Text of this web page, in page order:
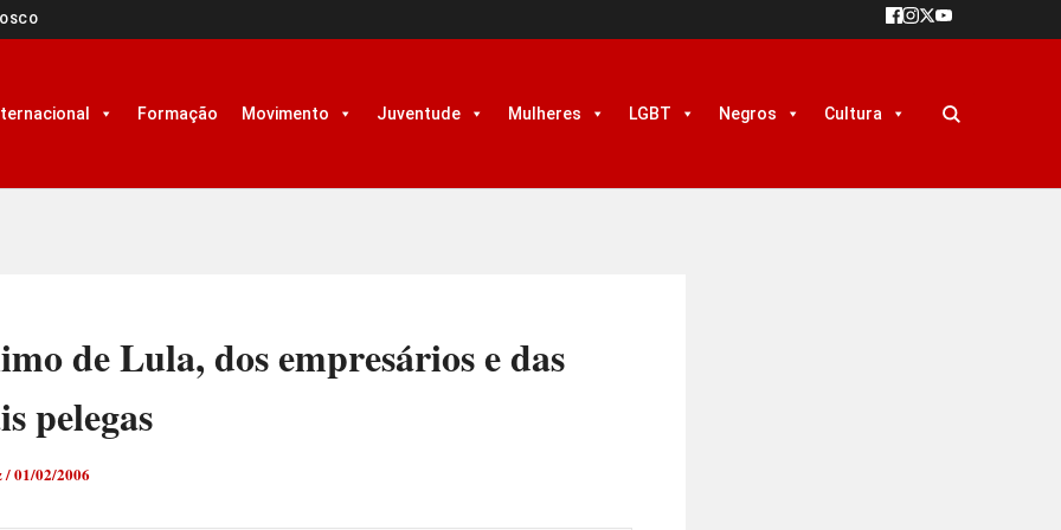
Formação Movimento Juventude Mulheres LGBT Negros Cultura
de Lula, dos empresários e das
pelegas
/01/02/2006